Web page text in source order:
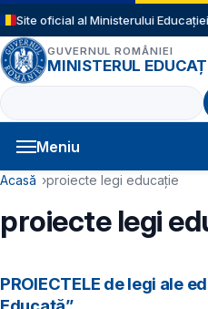
Sari la conținutul principal
Site oficial al Ministerului
GUVERNUL ROMÂNIEI
MINISTERUL
Caută
Meniu
Navigație principală
Cale de navigare
Acasă proiecte legi educație
proiecte legi
PROIECTELE de legi ale